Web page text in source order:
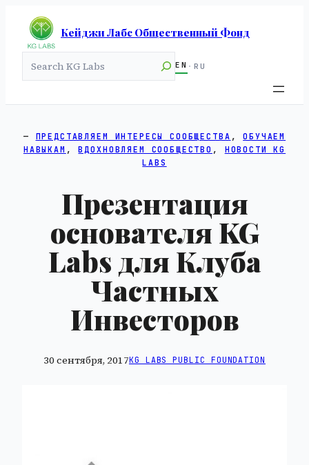
Кейджи Лабс Общественный Фонд
EN · RU
ПРЕДСТАВЛЯЕМ ИНТЕРЕСЫ СООБЩЕСТВА , ОБУЧАЕМ
НАВЫКАМ , ВДОХНОВЛЯЕМ СООБЩЕСТВО , НОВОСТИ KG
LABS
Презентация
основателя KG
Labs для Клуба
Частных
Инвесторов
30 сентября, 2017KG LABS PUBLIC FOUNDATION